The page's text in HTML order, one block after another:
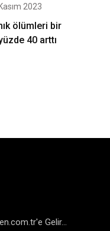
2023
ölümleri bir
40 arttı
Gelir...